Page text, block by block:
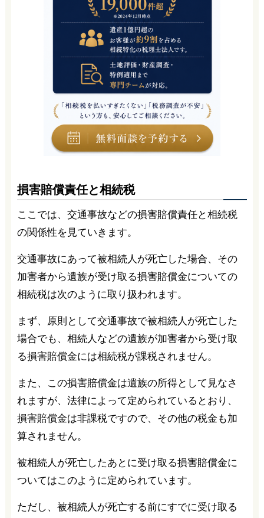
損害賠償責任と相続税
ここでは、交通事故などの損害賠償責任と相続税
の関係性を見ていきます。
交通事故にあって被相続人が死亡した場合、その
加害者から遺族が受け取る損害賠償金についての
相続税は次のように取り扱われます。
まず、原則として交通事故で被相続人が死亡した
場合でも、相続人などの遺族が加害者から受け取
る損害賠償金には相続税が課税されません。
また、この損害賠償金は遺族の所得として見なさ
れますが、法律によって定められているとおり、
損害賠償金は非課税ですので、その他の税金も加
算されません。
被相続人が死亡したあとに受け取る損害賠償金に
ついてはこのように定められています。
ただし、被相続人が死亡する前にすでに受け取る